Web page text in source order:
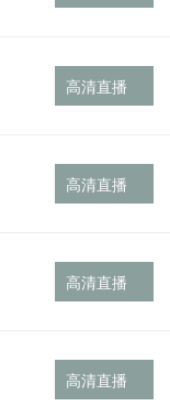
高清直播
高清直播
高清直播
高清直播